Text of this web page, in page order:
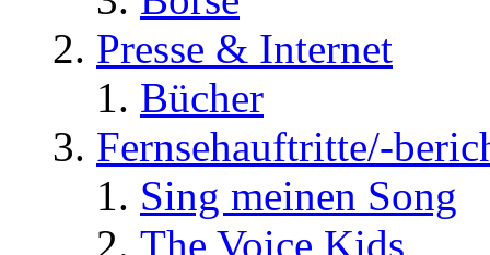
Presse & Internet
Bücher
Fernsehauftritte/-
Sing meinen Song
The Voice Kids